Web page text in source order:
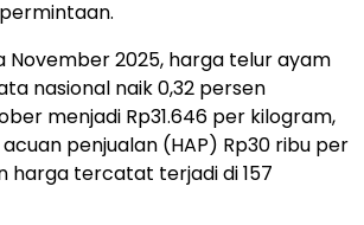
November 2025, harga telur ayam
nasional naik 0,32 persen
menjadi Rp31.646 per kilogram,
penjualan (HAP) Rp30 ribu per
harga tercatat terjadi di 157